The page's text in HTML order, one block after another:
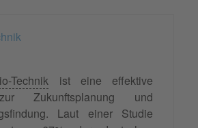
Technik ist eine effektive
Zukunftsplanung und
Laut einer Studie